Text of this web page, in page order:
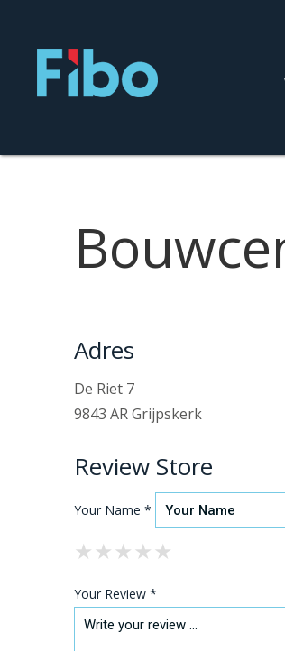
Adres
De Riet 7
9843 AR Grijpskerk
Review Store
Your Name *
★
★★
★★★
★★★★
★★★★★
Your Review *